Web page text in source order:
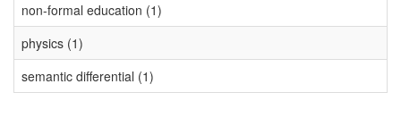
non-formal education (1)
physics (1)
semantic differential (1)